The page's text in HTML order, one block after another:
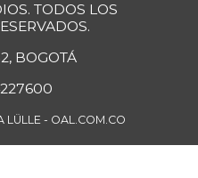
TODOS LOS
BOGOTÁ
LÜLLE - OAL.COM.CO